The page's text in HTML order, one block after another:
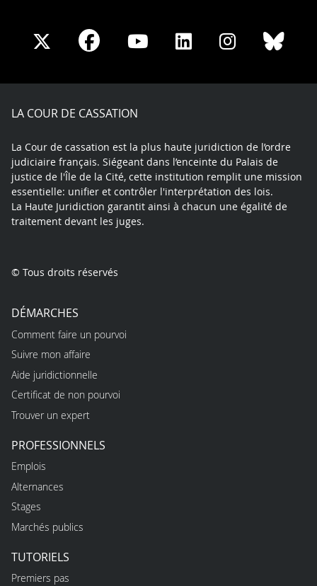
Share
X
Share
Facebook
Share
Youtube
Share
LinkedIn
Share
Instagram
LA COUR DE CASSATION
La Cour de cassation est la plus haute juridiction de l’ordre
judiciaire français. Siégeant dans l’enceinte du Palais de
justice de l'Île de la Cité, cette institution remplit une mission
essentielle: unifier et contrôler l'interprétation des lois.
La Haute Juridiction garantit ainsi à chacun une égalité de
traitement devant les juges.
© Tous droits réservés
DÉMARCHES
Comment faire un pourvoi
Suivre mon affaire
Aide juridictionnelle
Certificat de non pourvoi
Trouver un expert
PROFESSIONNELS
Emplois
Alternances
Stages
Marchés publics
TUTORIELS
Premiers pas